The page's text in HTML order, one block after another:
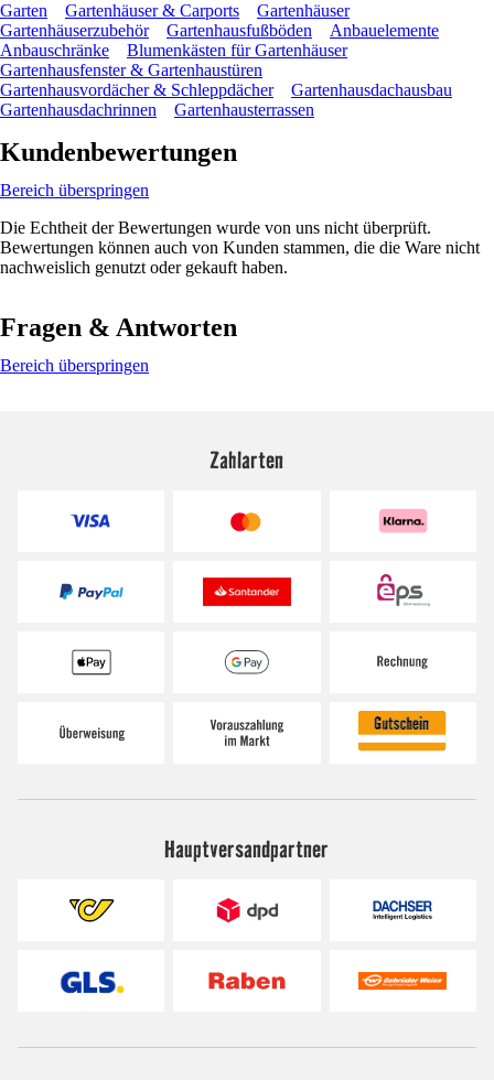
Garten Gartenhäuser & Carports
Gartenhäuser
Gartenhäuserzubehör
Gartenhausfußböden
Anbauelemente
Anbauschränke
Blumenkästen für Gartenhäuser
Gartenhausfenster & Gartenhaustüren
Gartenhausvordächer & Schleppdächer
Gartenhausdachausbau
Gartenhausdachrinnen
Gartenhausterrassen
Kundenbewertungen
Bereich überspringen
Die Echtheit der Bewertungen wurde von uns nicht überprüft.
Bewertungen können auch von Kunden stammen, die die Ware nicht
nachweislich genutzt oder gekauft haben.
Fragen & Antworten
Bereich überspringen
Zahlarten
Hauptversandpartner